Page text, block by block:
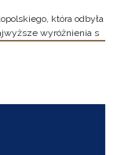
która odbyła
wyróżnienia s